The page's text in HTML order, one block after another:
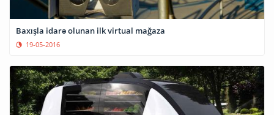
Baxışla idarə olunan ilk virtual mağaza
19-05-2016